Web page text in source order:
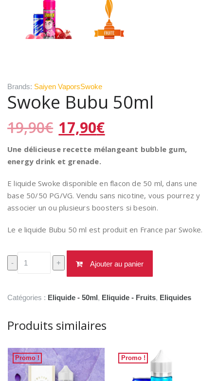
Brands: Saiyen VaporsSwoke
Swoke Bubu 50ml
19,90€ Le
prix
initial
était :
19,90€.
17,90€
actuel
17,90€.
Une délicieuse recette mélangeant bubble gum,
energy drink et grenade.
E liquide Swoke disponible en flacon de 50 ml, dans une
base 50/50 PG/VG. Vendu sans nicotine, vous pourrez y
associer un ou plusieurs boosters si besoin.
Le e liquide Bubu 50 ml est produit en France par Swoke.
-
quantité
de
Bubu
+ Ajouter au panier
Catégories : Eliquide - 50ml, Eliquide - Fruits, Eliquides
Produits similaires
Promo ! Promo !